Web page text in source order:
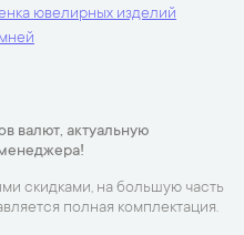
ювелирных изделий
валют, актуальную
скидками, на большую часть
полная комплектация.